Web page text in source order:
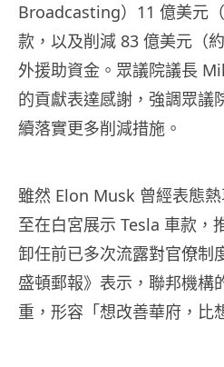
Broadcasting）11 億美元
款，以及削減 83 億美元（
外援助資金。眾議院議長
的貢獻表達感謝，強調眾議
續落實更多削減措施。
雖然 Elon Musk 曾經表態
至在白宮展示 Tesla 車款，
卸任前已多次流露對官僚制
盛頓郵報》表示，聯邦機構
重，形容「想改善華府，比